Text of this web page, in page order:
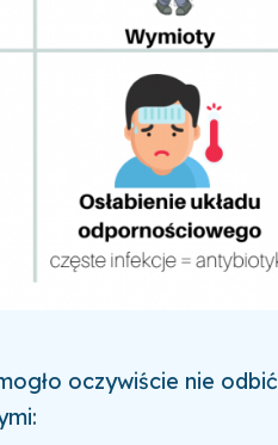
oczywiście nie odbić